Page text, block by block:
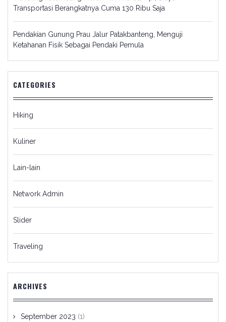
Transportasi Berangkatnya Cuma 130 Ribu Saja
Pendakian Gunung Prau Jalur Patakbanteng, Menguji
Ketahanan Fisik Sebagai Pendaki Pemula
CATEGORIES
Hiking
Kuliner
Lain-lain
Network Admin
Slider
Traveling
ARCHIVES
September 2023 (1)